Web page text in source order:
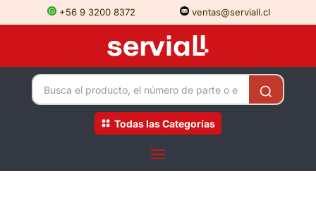
+56 9 3200 8372 ventas@serviall.cl
Todas las Categorías